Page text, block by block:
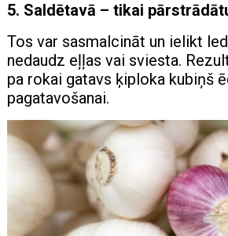
5. Saldētavā – tikai
Tos var sasmalcināt un ielikt
nedaudz eļļas vai sviesta.
pa rokai gatavs ķiploka kubiņš
pagatavošanai.